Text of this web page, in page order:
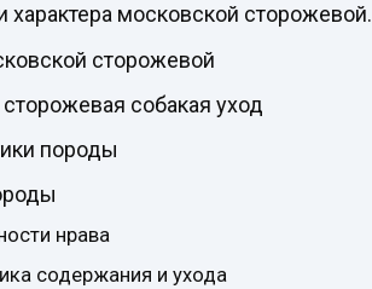
характера московской сторожевой.
сторожевой
собакая уход
породы
нрава
содержания и ухода